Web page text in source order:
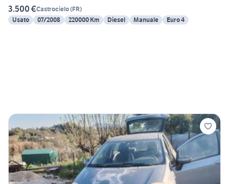
3.500 €Castrocielo(FR)
Usato
07/2008 220000 Km Diesel Manuale Euro 4